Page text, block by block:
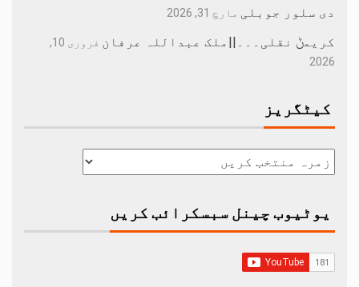
دی سلور جوبلی مارچ 31, 2026
کریمݨ نقلی۔۔۔||ملک عبداللہ عرفان
فروری 10,
2026
کیٹگریز
یوٹیوب چینل سبسکرائب کریں